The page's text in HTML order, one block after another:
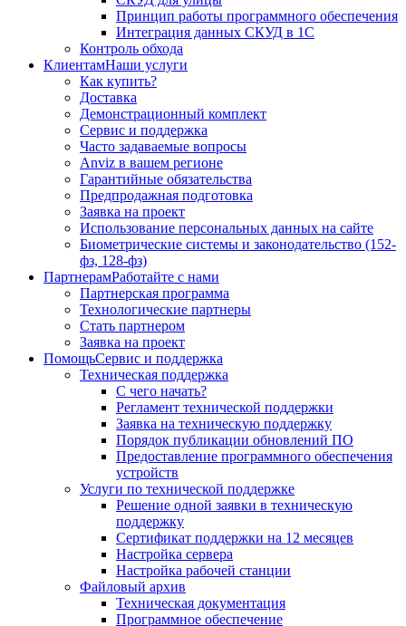
Принцип работы программного обеспечения
Интеграция данных СКУД в 1С
Контроль обхода
КлиентамНаши услуги
Как купить?
Доставка
Демонстрационный комплект
Сервис и поддержка
Часто задаваемые вопросы
Anviz в вашем регионе
Гарантийные обязательства
Предпродажная подготовка
Заявка на проект
Использование персональных данных на сайте
Биометрические системы и законодательство (152-
фз, 128-фз)
ПартнерамРаботайте с нами
Партнерская программа
Технологические партнеры
Стать партнером
Заявка на проект
ПомощьСервис и поддержка
Техническая поддержка
С чего начать?
Регламент технической поддержки
Заявка на техническую поддержку
Порядок публикации обновлений ПО
Предоставление программного обеспечения
устройств
Услуги по технической поддержке
Решение одной заявки в техническую
поддержку
Сертификат поддержки на 12 месяцев
Настройка сервера
Настройка рабочей станции
Файловый архив
Техническая документация
Программное обеспечение